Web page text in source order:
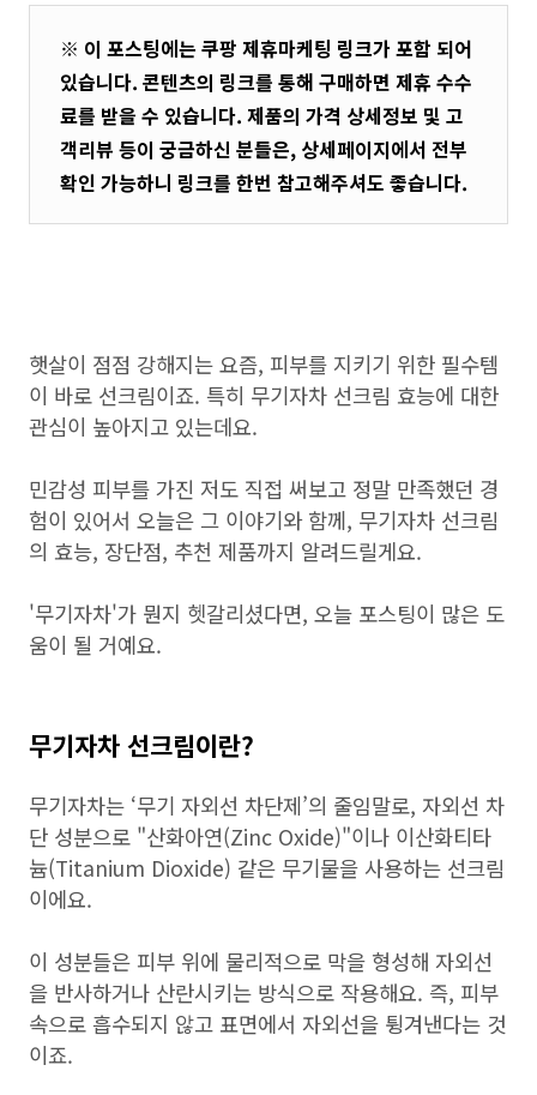
※ 이 포스팅에는 쿠팡 제휴마케팅 링크가 포함 되어
있습니다. 콘텐츠의 링크를 통해 구매하면 제휴 수수
료를 받을 수 있습니다. 제품의 가격 상세정보 및 고
객리뷰 등이 궁금하신 분들은, 상세페이지에서 전부
확인 가능하니 링크를 한번 참고해주셔도 좋습니다.
햇살이 점점 강해지는 요즘, 피부를 지키기 위한 필수템
이 바로 선크림이죠. 특히 무기자차 선크림 효능에 대한
관심이 높아지고 있는데요.
민감성 피부를 가진 저도 직접 써보고 정말 만족했던 경
험이 있어서 오늘은 그 이야기와 함께, 무기자차 선크림
의 효능, 장단점, 추천 제품까지 알려드릴게요.
'무기자차'가 뭔지 헷갈리셨다면, 오늘 포스팅이 많은 도
움이 될 거예요.
무기자차 선크림이란?
무기자차는 ‘무기 자외선 차단제’의 줄임말로, 자외선 차
단 성분으로 "산화아연(Zinc Oxide)"이나 이산화티타
늄(Titanium Dioxide) 같은 무기물을 사용하는 선크림
이에요.
이 성분들은 피부 위에 물리적으로 막을 형성해 자외선
을 반사하거나 산란시키는 방식으로 작용해요. 즉, 피부
속으로 흡수되지 않고 표면에서 자외선을 튕겨낸다는 것
이죠.